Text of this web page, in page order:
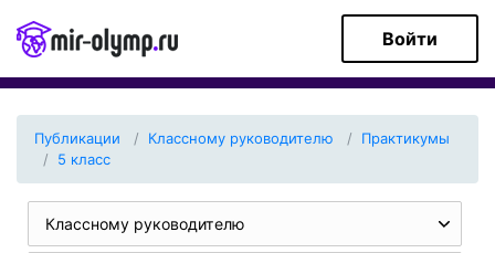
Войти
Публикации Классному руководителю
Практикумы
5 класс
Классному руководителю